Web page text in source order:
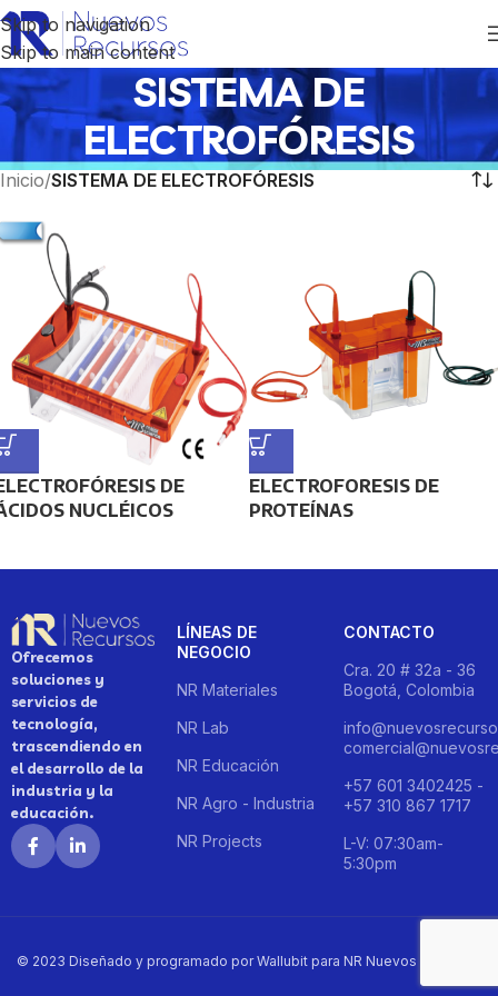
Skip to navigation
Skip to main content
SISTEMA DE
ELECTROFÓRESIS
Inicio/SISTEMA DE ELECTROFÓRESIS
DE
NUCLÉICOS
ELECTROFORESIS DE
PROTEÍNAS
Ofrecemos
soluciones y
servicios de
tecnología,
trascendiendo en
el desarrollo de la
industria y la
educación.
LÍNEAS DE
NEGOCIO
NR Materiales
NR Lab
NR Educación
NR Agro - Industria
NR Projects
CONTACTO
Cra. 20 # 32a - 36
Bogotá, Colombia
+57 601 3402425 -
+57 310 867 1717
L-V: 07:30am-
5:30pm
© 2023 Diseñado y programado por Wallubit para NR Nuevos Recursos